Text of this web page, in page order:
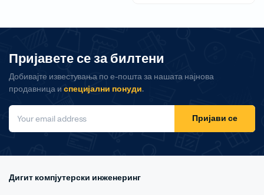
Пријавете се за билтени
Добивајте известувања по е-пошта за нашата најнова
продавница и специјални понуди.
Пријави се
Дигит компјутерски инженеринг